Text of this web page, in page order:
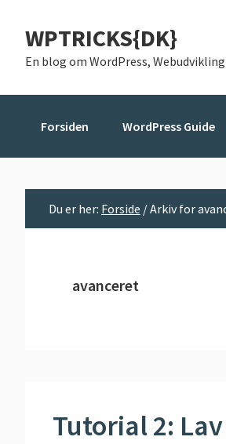
direkte
indhold
direkte
WPTRICKS{DK}
En blog om WordPress,
Forsiden WordPress Guide
Du er her: Forside /Arkiv for
avanceret
Tutorial 2: